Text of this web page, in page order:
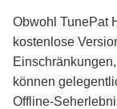
Obwohl TunePat
kostenlose
können
Offline-